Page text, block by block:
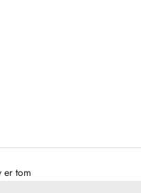
er tom